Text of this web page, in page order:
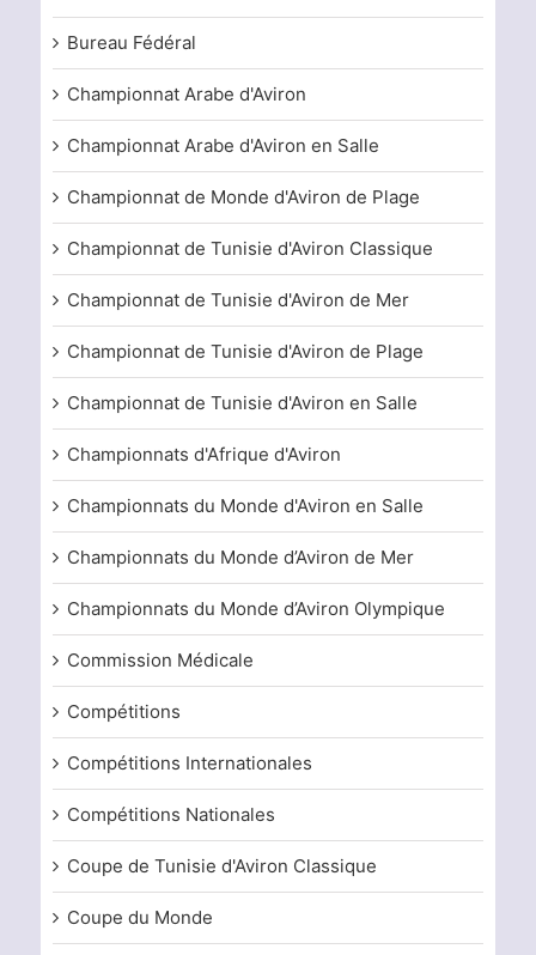
Bureau Fédéral
Championnat Arabe d'Aviron
Championnat Arabe d'Aviron en Salle
Championnat de Monde d'Aviron de Plage
Championnat de Tunisie d'Aviron Classique
Championnat de Tunisie d'Aviron de Mer
Championnat de Tunisie d'Aviron de Plage
Championnat de Tunisie d'Aviron en Salle
Championnats d'Afrique d'Aviron
Championnats du Monde d'Aviron en Salle
Championnats du Monde d’Aviron de Mer
Championnats du Monde d’Aviron Olympique
Commission Médicale
Compétitions
Compétitions Internationales
Compétitions Nationales
Coupe de Tunisie d'Aviron Classique
Coupe du Monde